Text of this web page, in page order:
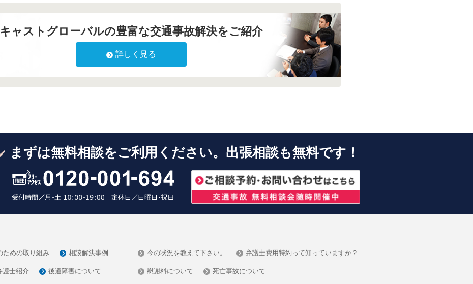
キャストグローバルの豊富な交通事故解決をご紹介
詳しく見る
まずは無料相談をご利用ください。出張相談も無料です！
ための取り組み 相談解決事例
護士紹介 後遺障害について
今の状況を教えて下さい。 弁護士費用特約って知っていますか？
慰謝料について 死亡事故について